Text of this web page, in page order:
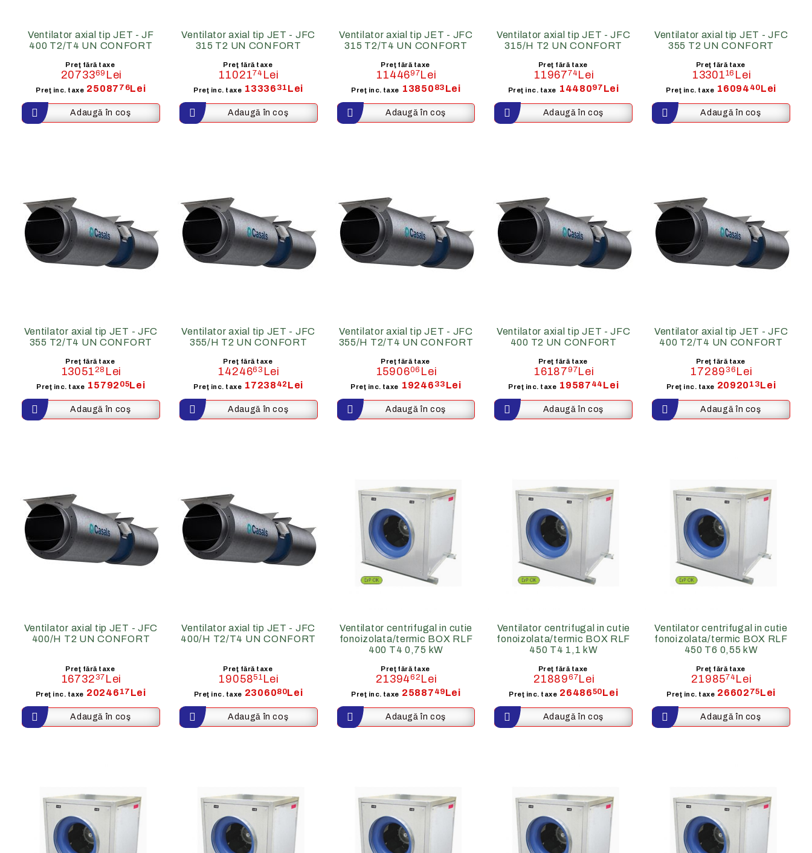
Ventilator axial tip JET - JF
400 T2/T4 UN CONFORT
Preţ fără taxe
2073369 Lei
Preţ inc. taxe 25087 76 Lei
Ventilator axial tip JET - JFC
315 T2 UN CONFORT
Preţ fără taxe
1102174 Lei
Preţ inc. taxe 13336 31 Lei
Ventilator axial tip JET - JFC
315 T2/T4 UN CONFORT
Preţ fără taxe
1144697 Lei
Preţ inc. taxe 13850 83 Lei
Ventilator axial tip JET - JFC
315/H T2 UN CONFORT
Preţ fără taxe
1196774 Lei
Preţ inc. taxe 1448097 Lei
Ventilator axial tip JET - JFC
355 T2 UN CONFORT
Preţ fără taxe
1330116 Lei
Preţ inc. taxe 16094 40 Lei
Ventilator axial tip JET - JFC
355 T2/T4 UN CONFORT
Preţ fără taxe
1305128 Lei
Preţ inc. taxe 15792 05Lei
Ventilator axial tip JET - JFC
355/H T2 UN CONFORT
Preţ fără taxe
1424663 Lei
Preţ inc. taxe 17238 42 Lei
Ventilator axial tip JET - JFC
355/H T2/T4 UN CONFORT
Preţ fără taxe
1590606 Lei
Preţ inc. taxe 19246 33 Lei
Ventilator axial tip JET - JFC
400 T2 UN CONFORT
Preţ fără taxe
1618797 Lei
Preţ inc. taxe 19587 44 Lei
Ventilator axial tip JET - JFC
400 T2/T4 UN CONFORT
Preţ fără taxe
1728936 Lei
Preţ inc. taxe 20920 13Lei
Ventilator axial tip JET - JFC
400/H T2 UN CONFORT
Preţ fără taxe
1673237 Lei
Preţ inc. taxe 20246 17 Lei
Ventilator axial tip JET - JFC
400/H T2/T4 UN CONFORT
Preţ fără taxe
1905851Lei
Preţ inc. taxe 2306080Lei
Ventilator centrifugal in cutie
fonoizolata/termic BOX RLF
400 T4 0,75 kW
Preţ fără taxe
2139462 Lei
Preţ inc. taxe 25887 49Lei
Ventilator centrifugal in cutie
fonoizolata/termic BOX RLF
450 T4 1,1 kW
Preţ fără taxe
2188967 Lei
Preţ inc. taxe 2648650Lei
Ventilator centrifugal in cutie
fonoizolata/termic BOX RLF
450 T6 0,55 kW
Preţ fără taxe
2198574 Lei
Preţ inc. taxe 26602 75Lei